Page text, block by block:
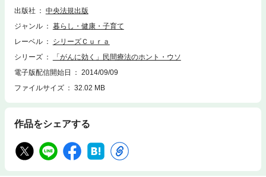
出版社
中央法規出版
ジャンル
暮らし・健康・子育て
レーベル
シリーズＣｕｒａ
シリーズ
「がんに効く」民間療法のホント・ウソ
電子版配信開始日
2014/09/09
ファイルサイズ
32.02 MB
作品をシェアする